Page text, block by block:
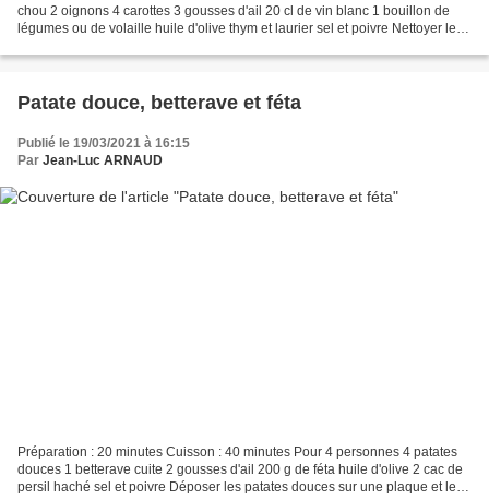
chou 2 oignons 4 carottes 3 gousses d'ail 20 cl de vin blanc 1 bouillon de
légumes ou de volaille huile d'olive thym et laurier sel et poivre Nettoyer le
Patate douce, betterave et féta
Publié le 19/03/2021 à 16:15
Par Jean-Luc ARNAUD
Préparation : 20 minutes Cuisson : 40 minutes Pour 4 personnes 4 patates
douces 1 betterave cuite 2 gousses d'ail 200 g de féta huile d'olive 2 cac de
persil haché sel et poivre Déposer les patates douces sur une plaque et les